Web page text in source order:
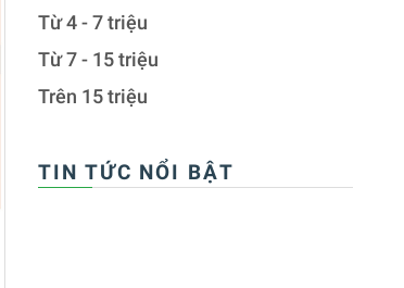
Từ 4 - 7 triệu
Từ 7 - 15 triệu
Trên 15 triệu
TIN TỨC NỔI BẬT